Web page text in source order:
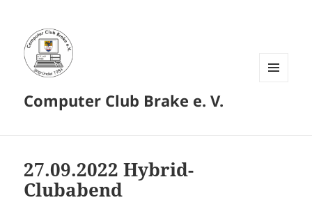
Computer Club Brake e. V.
27.09.2022 Hybrid-
Clubabend